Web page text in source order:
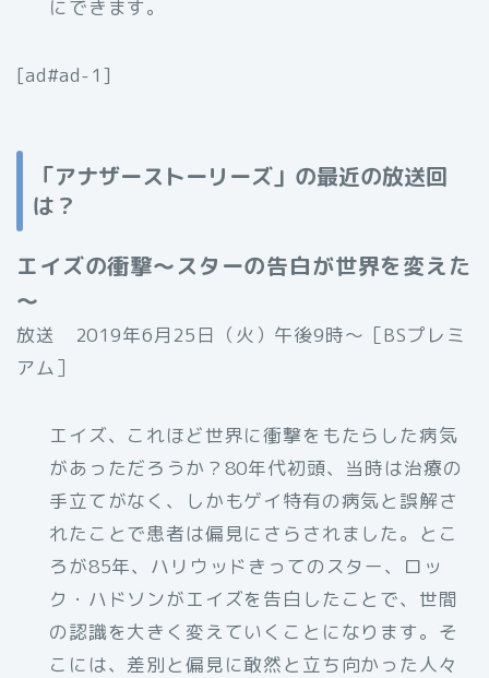
にできます。
[ad#ad-1]
「アナザーストーリーズ」の最近の放送回
は？
エイズの衝撃～スターの告白が世界を変えた
～
放送 2019年6月25日（火）午後9時〜［BSプレミ
アム］
エイズ、これほど世界に衝撃をもたらした病気
があっただろうか？80年代初頭、当時は治療の
手立てがなく、しかもゲイ特有の病気と誤解さ
れたことで患者は偏見にさらされました。とこ
ろが85年、ハリウッドきってのスター、ロッ
ク・ハドソンがエイズを告白したことで、世間
の認識を大きく変えていくことになります。そ
こには、差別と偏見に敢然と立ち向かった人々